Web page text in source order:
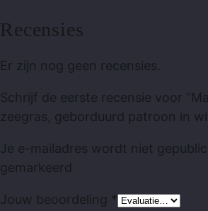
Recensies
Er zijn nog geen recensies.
Schrijf de eerste recensie voor
zeegras, geborduurd patroon in
Je e-mailadres wordt niet
gemarkeerd
Jouw beoordeling *